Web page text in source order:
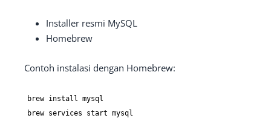
Installer resmi MySQL
Homebrew
Contoh instalasi dengan Homebrew:
brew install mysql
brew services start mysql